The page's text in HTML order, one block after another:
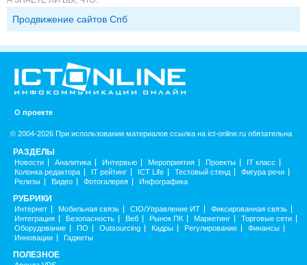
Продвижение сайтов Спб
О проекте
© 2004-2026 При использовании материалов ссылка на ict-online.ru обязательна
РАЗДЕЛЫ
Новости Аналитика Интервью Мероприятия Проекты
IT класс
Колонка редактора
IT рейтинг ICT Life Тестовый стенд
Фигура речи
Релизы
Видео Фотогалерея Инфографика
РУБРИКИ
Интернет Мобильная связь CIO/Управление ИТ
Фиксированная связь
Интеграция
Безопасность Веб Рынок ПК Маркетинг
Торговые сети
Оборудование
ПО Outsourcing Кадры Регулирование
Финансы
Инновации
Гаджеты
ПОЛЕЗНОЕ